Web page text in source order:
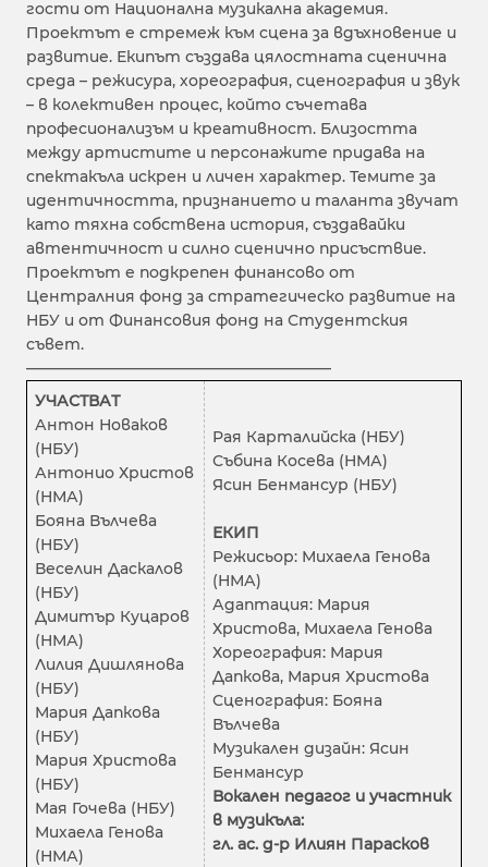
гости от Национална музикална академия.
Проектът е стремеж към сцена за вдъхновение и
развитие. Екипът създава цялостната сценична
среда – режисура, хореография, сценография и звук
– в колективен процес, който съчетава
професионализъм и креативност. Близостта
между артистите и персонажите придава на
спектакъла искрен и личен характер. Темите за
идентичността, признанието и таланта звучат
като тяхна собствена история, създавайки
автентичност и силно сценично присъствие.
Проектът е подкрепен финансово от
Централния фонд за стратегическо развитие на
НБУ и от Финансовия фонд на Студентския
съвет.
————————————————————
УЧАСТВАТ
Антон Новаков
(НБУ)
Антонио Христов
(НМА)
Бояна Вълчева
(НБУ)
Веселин Даскалов
(НБУ)
Димитър Куцаров
(НМА)
Лилия Дишлянова
(НБУ)
Мария Дапкова
(НБУ)
Мария Христова
(НБУ)
Мая Гочева (НБУ)
Михаела Генова
(НМА)
Рая Карталийска (НБУ)
Събина Косева (НМА)
Ясин Бенмансур (НБУ)
ЕКИП
Режисьор: Михаела Генова
(НМА)
Адаптация: Мария
Христова, Михаела Генова
Хореография: Мария
Дапкова, Мария Христова
Сценография: Бояна
Вълчева
Музикален дизайн: Ясин
Бенмансур
Вокален педагог и участник
в музикъла:
гл. ас. д-р Илиян Парасков